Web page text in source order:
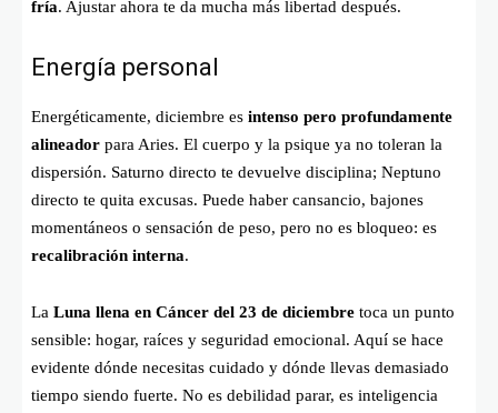
fría. Ajustar ahora te da mucha más libertad después.
Energía personal
Energéticamente, diciembre es intenso pero profundamente
alineador para Aries. El cuerpo y la psique ya no toleran la
dispersión. Saturno directo te devuelve disciplina; Neptuno
directo te quita excusas. Puede haber cansancio, bajones
momentáneos o sensación de peso, pero no es bloqueo: es
recalibración interna.
La Luna llena en Cáncer del 23 de diciembre toca un punto
sensible: hogar, raíces y seguridad emocional. Aquí se hace
evidente dónde necesitas cuidado y dónde llevas demasiado
tiempo siendo fuerte. No es debilidad parar, es inteligencia